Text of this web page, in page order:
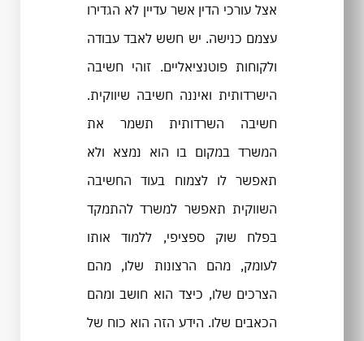
אצל עורכי הדין אשר עדיין לא הגדירו
עצמם כנישה. יש חשש לאבד עבודה
ולקוחות פוטנציאליים. זוהי חשיבה
הישרדותית ואיננה חשיבה שיווקית.
חשיבה השרדותית תשמר את
המשרד במקום בו הוא נמצא ולא
תאפשר לו לצמוח בעוד החשיבה
השווקית תאפשר למשרד להתמקד
בפלח שוק ספציפי, ללמוד אותו
לעומק, מהם הרצונות שלו, מהם
הצרכים שלו, כיצד הוא חושב ומהם
הכאבים שלו. הידע הזה הוא כוח של